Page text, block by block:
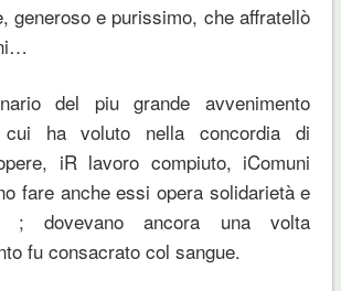
generoso e purissimo, che affratellò
del piu grande avvenimento
cui ha voluto nella concordia di
iR lavoro compiuto, iComuni
fare anche essi opera solidarietà e
; dovevano ancora una volta
fu consacrato col sangue.